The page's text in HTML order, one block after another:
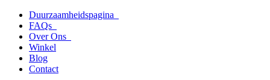
naar
inhoud
Duurzaamheidspagina
FAQs
Over Ons
Winkel
Blog
Contact